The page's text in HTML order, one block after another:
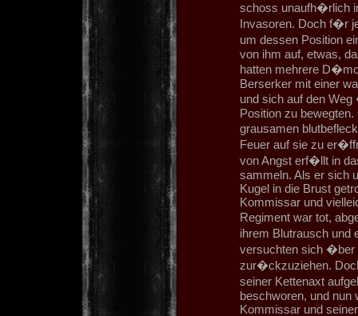
schoss unaufh�rlich
Invasoren. Doch f�r
um dessen Position
von ihm auf, etwas,
hatten mehrere
Berserker mit einer
und sich auf den
Position zu
grausamen
Feuer auf sie zu
von Angst erf�llt in
sammeln. Als er sich
Kugel in die Brust
Kommissar und
Regiment war tot,
ihrem Blutrausch
versuchten sich �ber
zur�ckzuziehen.
seiner Kettenaxt
beschworen, und nun
Kommissar und